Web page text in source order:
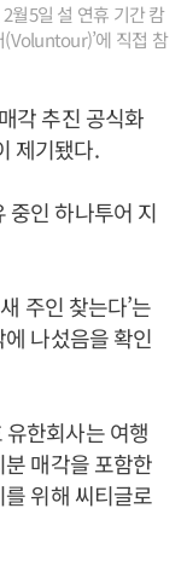
월5일 설 연휴 기간 캄
(Voluntour)’에 직접 참
각 추진 공식화
제기됐다.
중인 하나투어 지
주인 찾는다’는
나섰음을 확인
한회사는 여행
매각을 포함한
위해 씨티글로